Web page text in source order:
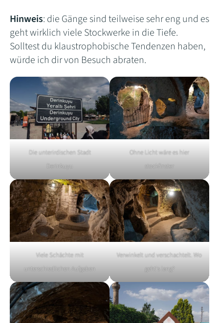
Hinweis: die Gänge sind teilweise sehr eng und es
geht wirklich viele Stockwerke in die Tiefe.
Solltest du klaustrophobische Tendenzen haben,
würde ich dir von Besuch abraten.
Die unterirdischen Stadt
Derinkuyu
Ohne Licht wäre es hier
stockfinster
Viele Schächte mit
unterschiedlichen Aufgaben
Verwinkelt und verschachtelt. Wo
geht's lang?